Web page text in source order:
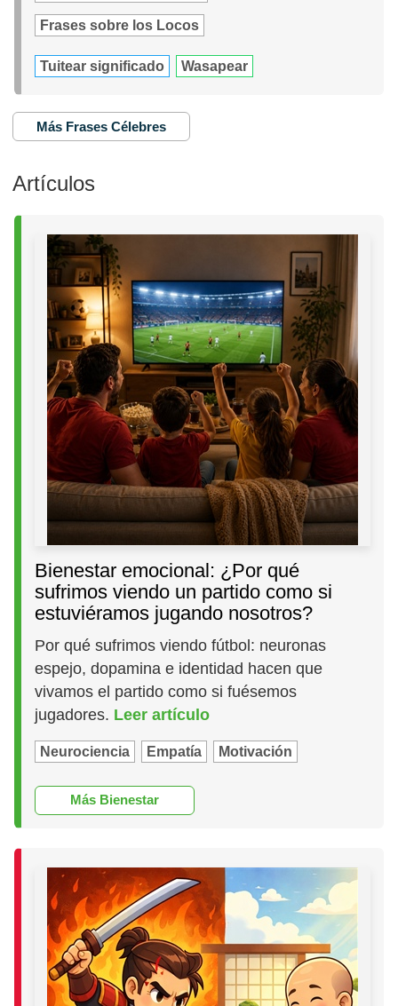
Frases sobre los Locos
Tuitear significado Wasapear
Más Frases Célebres
Artículos
Bienestar emocional: ¿Por qué
sufrimos viendo un partido como si
estuviéramos jugando nosotros?
Por qué sufrimos viendo fútbol: neuronas
espejo, dopamina e identidad hacen que
vivamos el partido como si fuésemos
jugadores. Leer artículo
Neurociencia Empatía Motivación
Más Bienestar